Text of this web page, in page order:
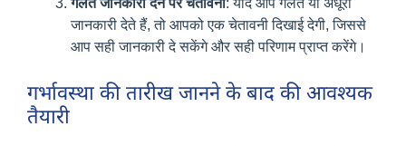
जानकारी देते हैं, तो आपको एक चेतावनी दिखाई देगी, जिससे
आप सही जानकारी दे सकेंगे और सही परिणाम प्राप्त करेंगे।
गर्भावस्था की तारीख जानने के बाद की आवश्यक
तैयारी